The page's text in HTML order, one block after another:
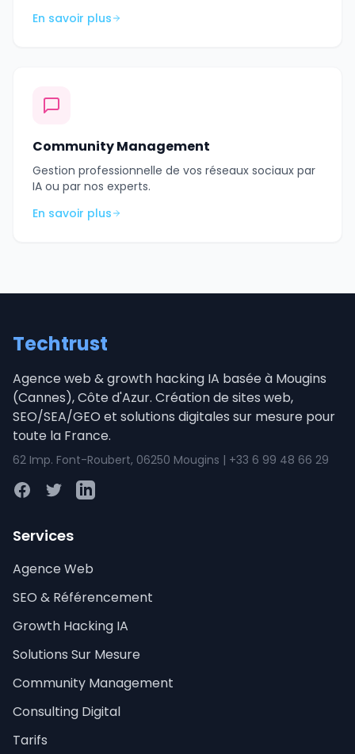
En savoir plus
Community Management
Gestion professionnelle de vos réseaux sociaux par
IA ou par nos experts.
En savoir plus
Techtrust
Agence web & growth hacking IA basée à Mougins
(Cannes), Côte d'Azur. Création de sites web,
SEO/SEA/GEO et solutions digitales sur mesure pour
toute la France.
62 Imp. Font-Roubert, 06250 Mougins | +33 6 99 48 66 29
FacebookTwitterLinkedIn
Services
Agence Web
SEO & Référencement
Growth Hacking IA
Solutions Sur Mesure
Community Management
Consulting Digital
Tarifs